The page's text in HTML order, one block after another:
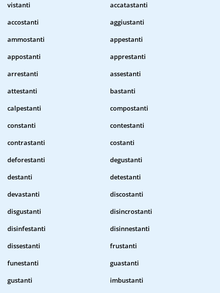
vistanti
accatastanti
accostanti
aggiustanti
ammostanti
appestanti
appostanti
apprestanti
arrestanti
assestanti
attestanti
bastanti
calpestanti
compostanti
constanti
contestanti
contrastanti
costanti
deforestanti
degustanti
destanti
detestanti
devastanti
discostanti
disgustanti
disincrostanti
disinfestanti
disinnestanti
dissestanti
frustanti
funestanti
guastanti
gustanti
imbustanti